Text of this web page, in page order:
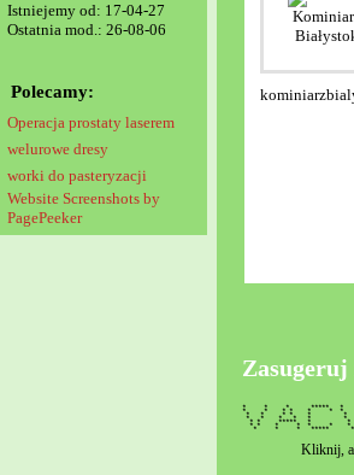
Istniejemy od: 17-04-27
Ostatnia mod.: 26-08-06
Polecamy:
Operacja prostaty laserem
welurowe dresy
worki do pasteryzacji
Website Screenshots by
PagePeeker
Zasugeruj
* * * ***** * *
* * * * * * *
* * * * * *
* * * * * *
* * ***** * *
* * * * * *
* * * ***** *
Kliknij,